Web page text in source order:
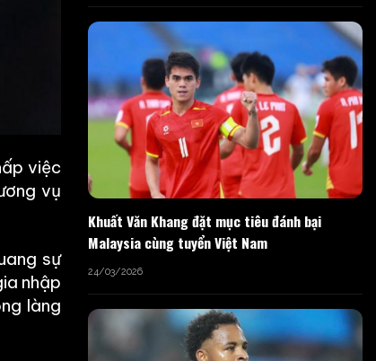
việc
vụ
sự
nhập
làng
Khuất Văn Khang đặt mục tiêu đánh bại
Malaysia cùng tuyển Việt Nam
24/03/2026